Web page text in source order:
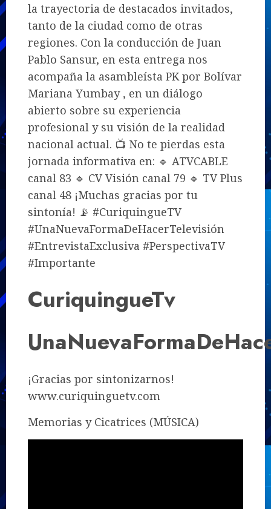
la trayectoria de destacados invitados,
tanto de la ciudad como de otras
regiones. Con la conducción de Juan
Pablo Sansur, en esta entrega nos
acompaña la asambleísta PK por Bolívar
Mariana Yumbay , en un diálogo
abierto sobre su experiencia
profesional y su visión de la realidad
nacional actual. 📺 No te pierdas esta
jornada informativa en: 🔹 ATVCABLE
canal 83 🔹 CV Visión canal 79 🔹 TV Plus
canal 48 ¡Muchas gracias por tu
sintonía! 📡 #CuriquingueTV
#UnaNuevaFormaDeHacerTelevisión
#EntrevistaExclusiva #PerspectivaTV
#Importante
CuriquingueTv
¡Gracias por sintonizarnos!
www.curiquinguetv.com
Memorias y Cicatrices (MÚSICA)